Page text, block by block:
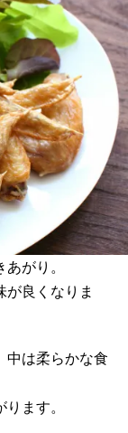
がり。
が良くなりま
中は柔らかな食
ます。